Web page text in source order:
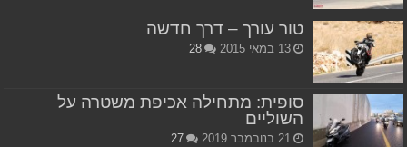
טור עורך – דרך חדשה
13 במאי 2015 28
סופית: מתחילה אכיפת משטרה על
השוליים
21 בנובמבר 2019 27